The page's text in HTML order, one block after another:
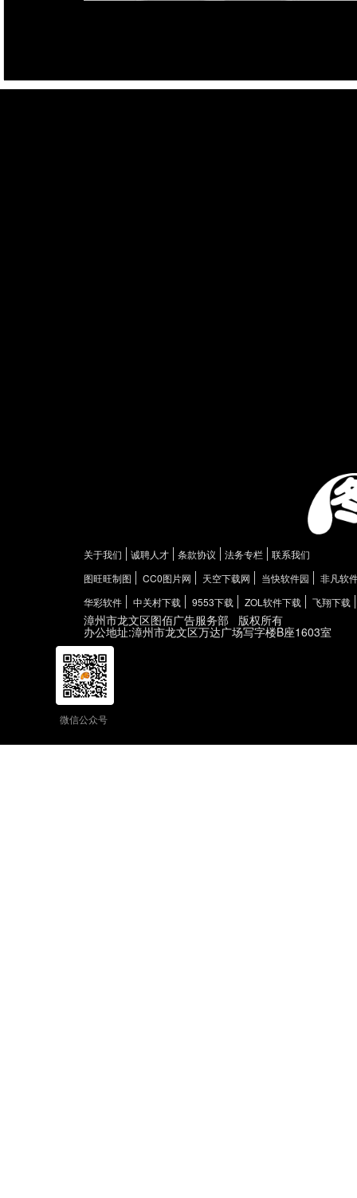
关于我们 诚聘人才 条款协议 法务专栏
联系我们
图旺旺制图
CC0图片网 天空下载网 当快软件园
非凡软
华彩软件
中关村下载 9553下载 ZOL软件下载 飞翔下载
漳州市龙文区图佰广告服务部 版权所有
办公地址:漳州市龙文区万达广场写字楼B座1603室
微信公众号